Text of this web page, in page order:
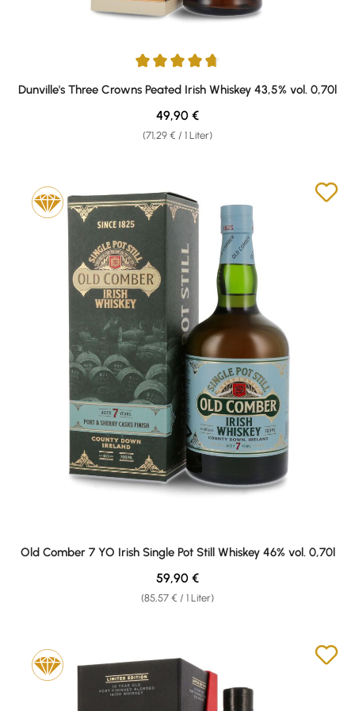
Durchschnittliche Bewertung von 4.75 von 5 Sternen
Dunville's Three Crowns Peated Irish Whiskey 43,5% vol. 0,70l
(71,29 € / 1 Liter)
Regulärer Preis:
49,90 €
Old Comber 7 YO Irish Single Pot Still Whiskey 46% vol. 0,70l
(85,57 € / 1 Liter)
Regulärer Preis:
59,90 €